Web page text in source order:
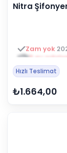
Nitra
3 ay
Hızlı Teslimat
₺1.664,00